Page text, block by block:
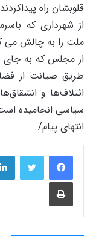
قلوبشان راه
از شهرداری که
ملت را به چالش می
از مجلس که به
طریق صیانت از
ائتلاف‌ها و
سیاسی انجامیده
انتهای پیام/
فیس بوک
چاپ